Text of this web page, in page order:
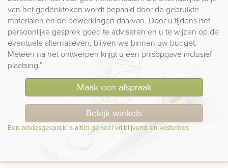
van het gedenkteken wordt bepaald door de gebruikte
materialen en de bewerkingen daarvan. Door u tijdens het
persoonlijke gesprek goed te adviseren en u te wijzen op de
eventuele alternatieven, blijven we binnen uw budget.
Meteen na het ontwerpen krijgt u een prijsopgave inclusief
plaatsing.”
Maak een afspraak
Bekijk winkels
Een adviesgesprek is altijd geheel vrijblijvend en kosteloos